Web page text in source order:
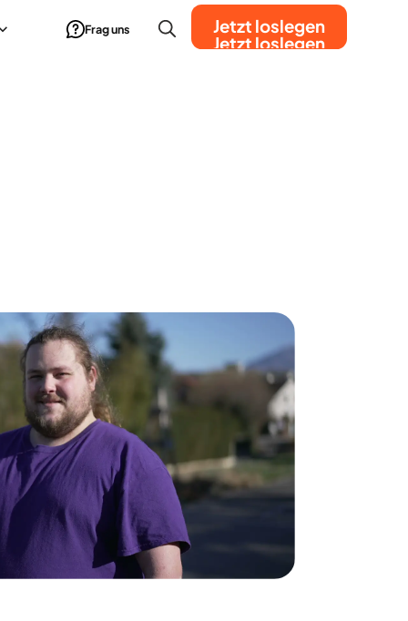
Frag uns
Jetzt loslegen
Jetzt loslegen